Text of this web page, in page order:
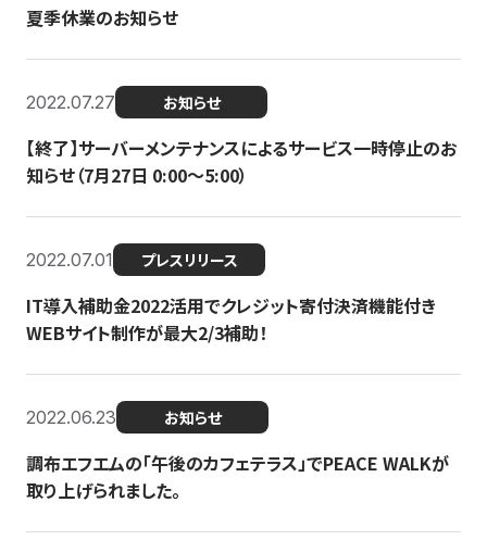
夏季休業のお知らせ
2022.07.27 お知らせ
【終了】サーバーメンテナンスによるサービス一時停止のお
知らせ（7月27日 0:00〜5:00）
2022.07.01 プレスリリース
IT導入補助金2022活用でクレジット寄付決済機能付き
WEBサイト制作が最大2/3補助！
2022.06.23 お知らせ
調布エフエムの「午後のカフェテラス」でPEACE WALKが
取り上げられました。